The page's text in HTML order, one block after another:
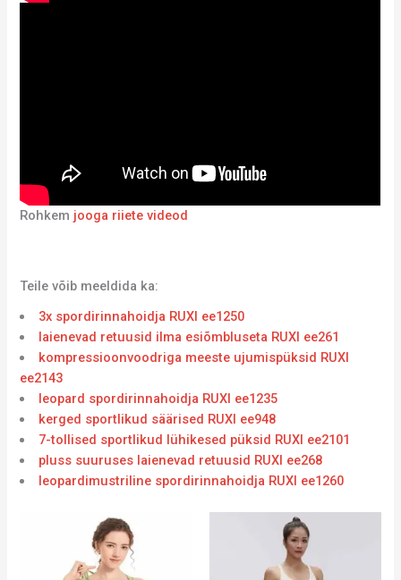
Rohkem jooga riiete videod
Teile võib meeldida ka:
3x spordirinnahoidja RUXI ee1250
laienevad retuusid ilma esiõmbluseta RUXI ee261
kompressioonvoodriga meeste ujumispüksid RUXI
ee2143
leopard spordirinnahoidja RUXI ee1235
kerged sportlikud säärised RUXI ee948
7-tollised sportlikud lühikesed püksid RUXI ee2101
pluss suuruses laienevad retuusid RUXI ee268
leopardimustriline spordirinnahoidja RUXI ee1260